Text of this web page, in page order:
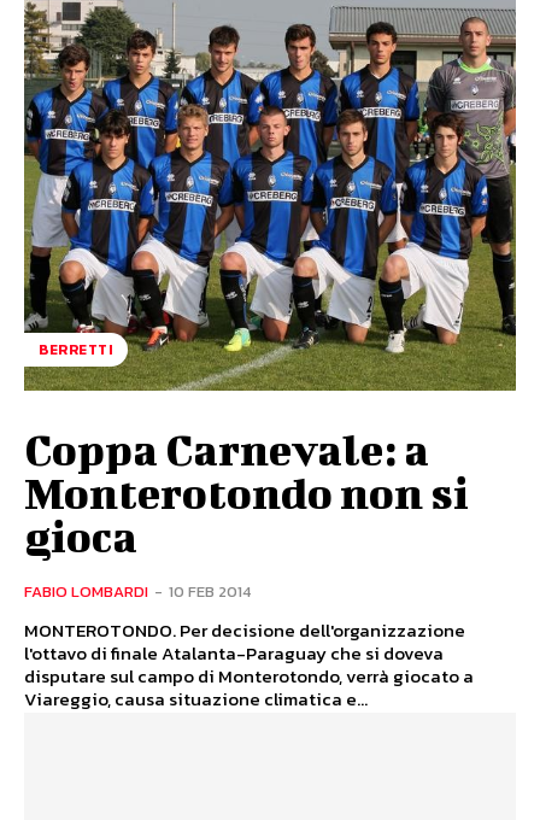
BERRETTI
Coppa Carnevale: a
Monterotondo non si
gioca
FABIO LOMBARDI - 10 FEB 2014
MONTEROTONDO. Per decisione dell'organizzazione
l'ottavo di finale Atalanta-Paraguay che si doveva
disputare sul campo di Monterotondo, verrà giocato a
Viareggio, causa situazione climatica e...